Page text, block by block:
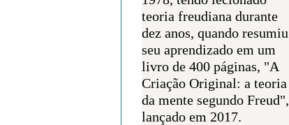
teoria freudiana durante
dez anos, quando resumiu
seu aprendizado em um
livro de 400 páginas, "A
Criação Original: a teoria
da mente segundo Freud",
lançado em 2017.